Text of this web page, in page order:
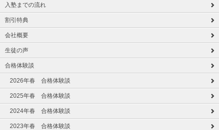
入塾までの流れ
割引特典
会社概要
生徒の声
合格体験談
2026年春 合格体験談
2025年春 合格体験談
2024年春 合格体験談
2023年春 合格体験談